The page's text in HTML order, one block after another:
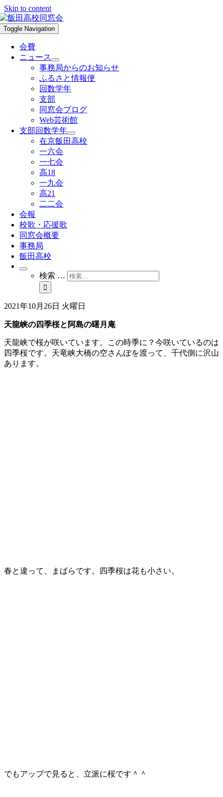
Skip to content
Toggle Navigation
会費
ニュース
事務局からのお知らせ
ふるさと情報便
回数学年
支部
同窓会ブログ
Web芸術館
支部回数学年
在京飯田高校
一六会
一七会
高18
一九会
高21
二二会
会報
校歌・応援歌
同窓会概要
事務局
飯田高校
検索 …
2021年10月26日 火曜日
天龍峡の四季桜と阿島の曙月庵
天龍峡で桜が咲いています。この時季に？今咲いているのは
四季桜です。天竜峡大橋の空さんぽを渡って、千代側に沢山
あります。
春と違って、まばらです。四季桜は花も小さい。
でもアップで見ると、立派に桜です＾＾